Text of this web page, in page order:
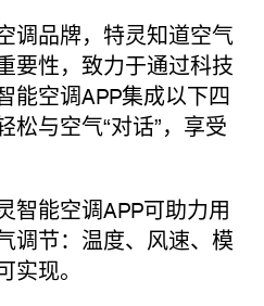
调品牌，特灵知道空气
要性，致力于通过科技
能空调APP集成以下四
松与空气“对话”，享受
智能空调APP可助力用
调节：温度、风速、模
实现。